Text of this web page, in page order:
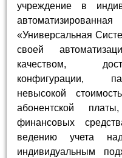
учреждение в
«Универсальная
своей
качеством,
конфигурации,
невысокой
абонентской
финансовых
ведению учета
индивидуальным